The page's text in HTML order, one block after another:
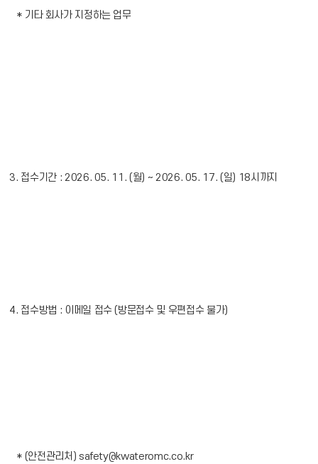
* 기타 회사가 지정하는 업무
3. 접수기간 : 2026. 05. 11. (월) ~ 2026. 05. 17. (일) 18시까지
4. 접수방법 : 이메일 접수 (방문접수 및 우편접수 불가)
* (안전관리처) safety@kwateromc.co.kr